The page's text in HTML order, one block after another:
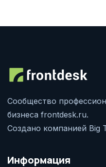
Сообщество
бизнеса frontdesk.ru.
Создано компанией Big
Информация